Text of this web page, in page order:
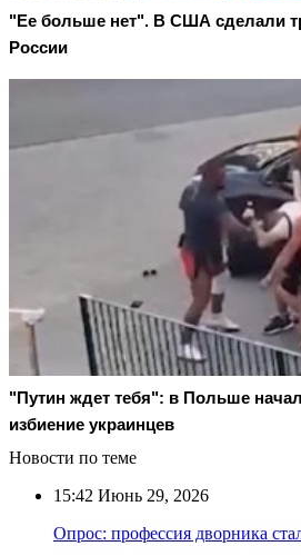
"Ее больше нет". В США сделали
России
"Путин ждет тебя": в Польше
избиение украинцев
Новости по теме
15:42 Июнь 29, 2026
Опрос: профессия дворника